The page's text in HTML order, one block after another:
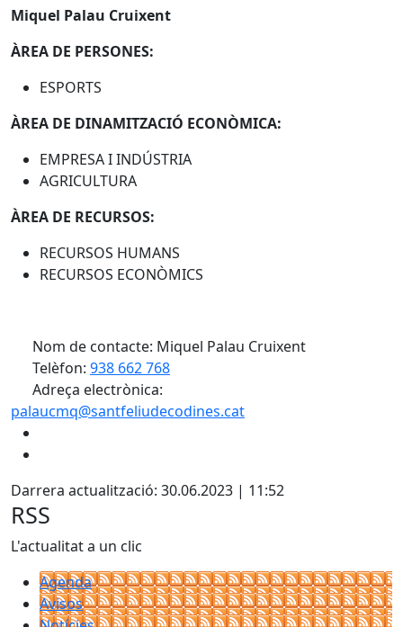
Miquel Palau Cruixent
ÀREA DE PERSONES:
ESPORTS
ÀREA DE DINAMITZACIÓ ECONÒMICA:
EMPRESA I INDÚSTRIA
AGRICULTURA
ÀREA DE RECURSOS:
RECURSOS HUMANS
RECURSOS ECONÒMICS
Nom de contacte: Miquel Palau Cruixent
Telèfon: 938 662 768
Adreça electrònica:
palaucmq@santfeliudecodines.cat
Darrera actualització: 30.06.2023 | 11:52
RSS
L'actualitat a un clic
Agenda
Avisos